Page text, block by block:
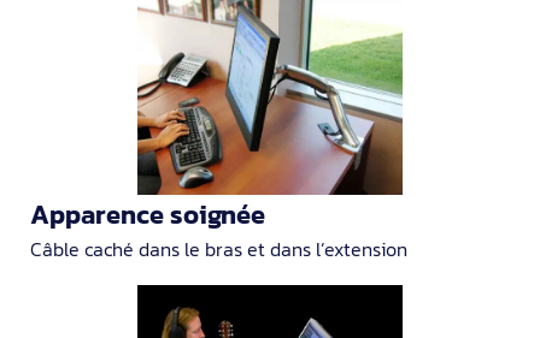
Apparence soignée
Câble caché dans le bras et dans l’extension